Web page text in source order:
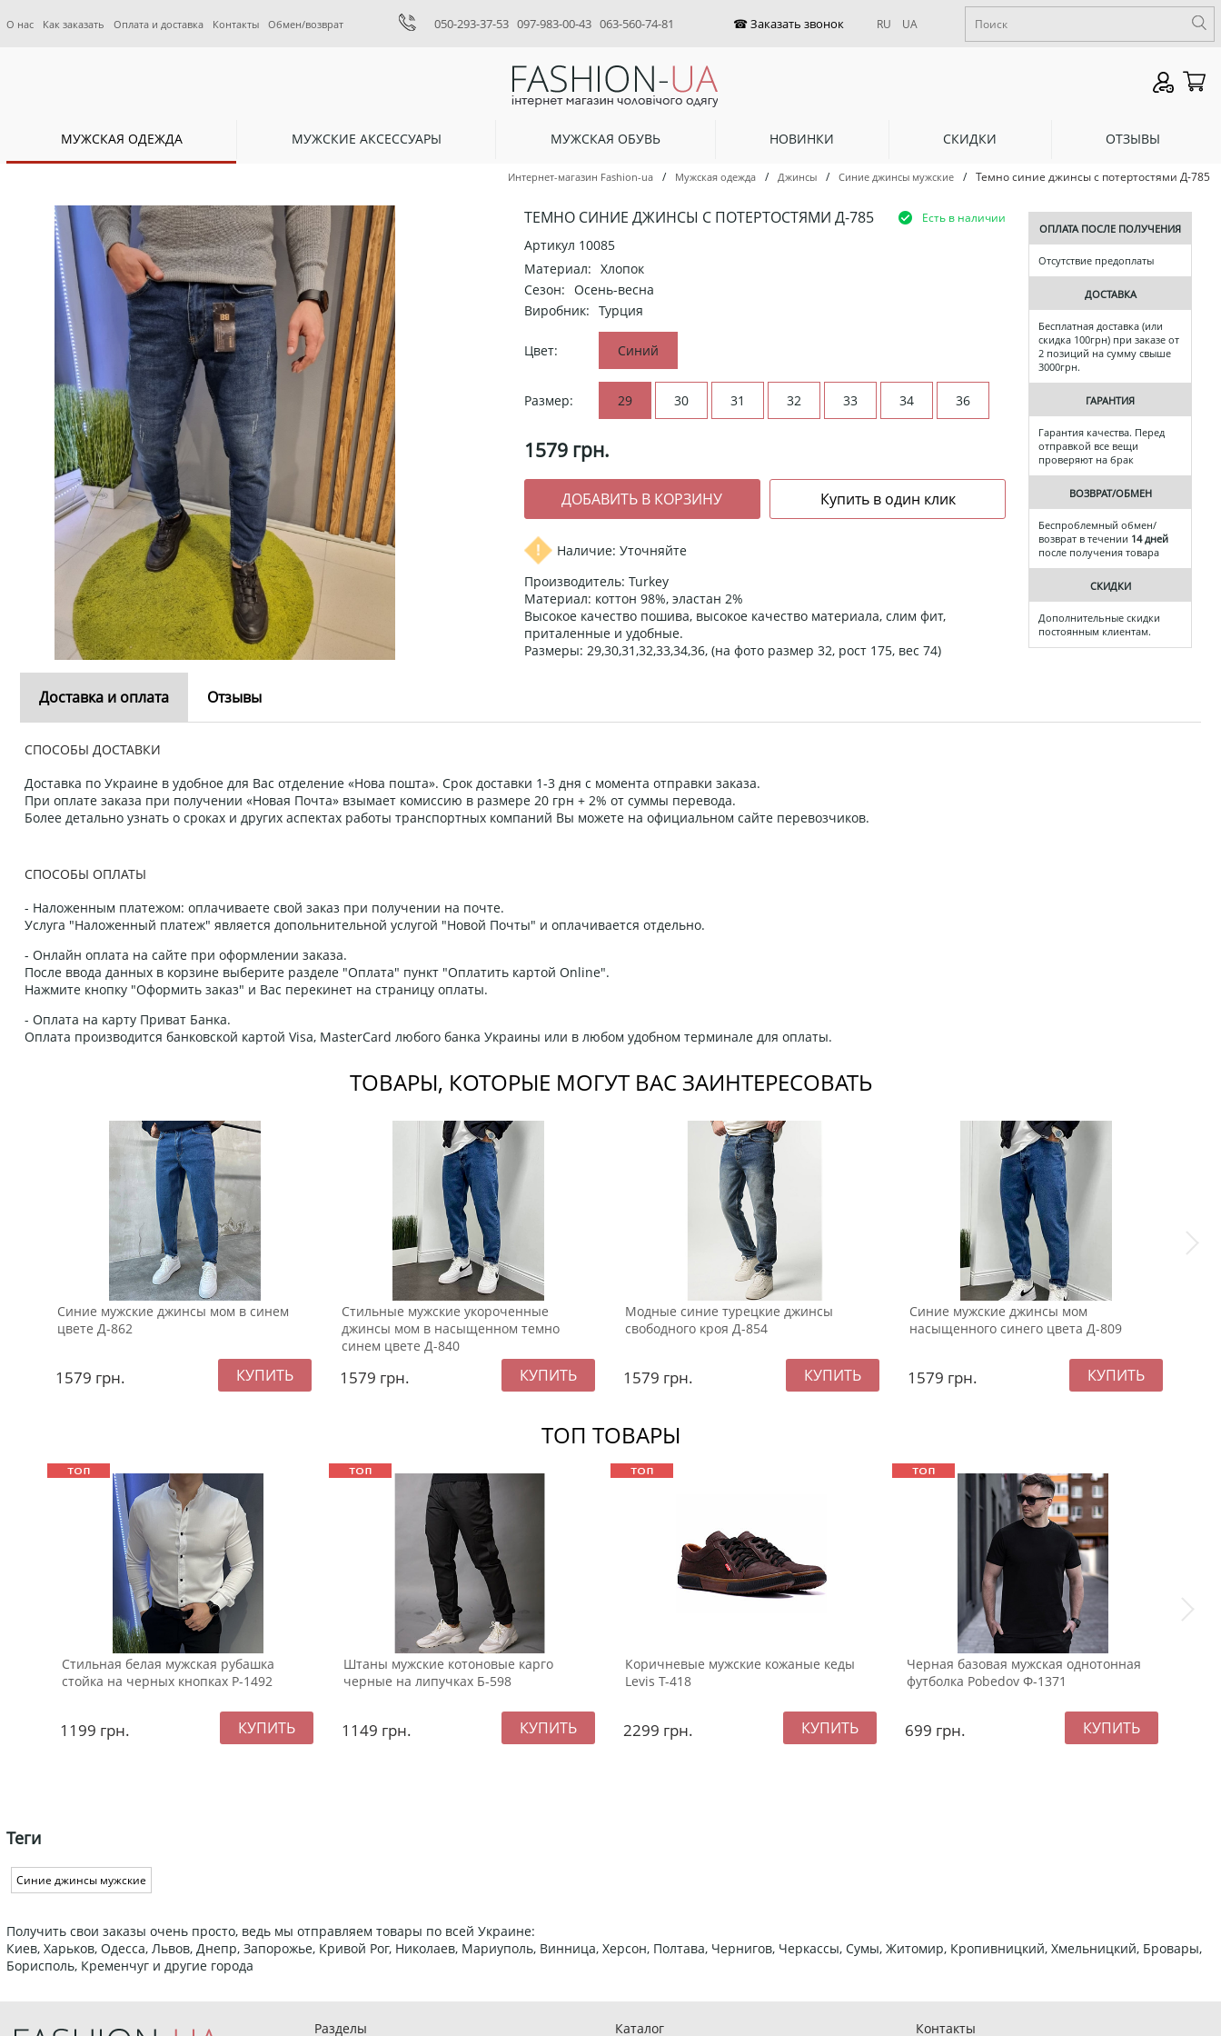
О нас Как заказать Оплата и доставка Контакты Обмен/возврат 050-293-37-53 097-983-00-43 063-560-74-81 RU UA
МУЖСКАЯ ОДЕЖДА МУЖСКИЕ АКСЕССУАРЫ МУЖСКАЯ ОБУВЬ НОВИНКИ СКИДКИ ОТЗЫВЫ
Интернет-магазин Fashion-ua / Мужская одежда / Джинсы / Синие джинсы мужские / Темно синие джинсы с потертостями Д-785
ТЕМНО СИНИЕ ДЖИНСЫ С ПОТЕРТОСТЯМИ Д-785 Есть в наличии
Артикул 10085
Материал: Хлопок
Сезон: Осень-весна
Виробник: Турция
Цвет: Синий
Размер: 29 30 31 32 33 34 36
1579 грн.
Наличие: Уточняйте
Производитель: Turkey
Материал: коттон 98%, эластан 2%
Высокое качество пошива, высокое качество материала, слим фит,
приталенные и удобные.
Размеры: 29,30,31,32,33,34,36, (на фото размер 32, рост 175, вес 74)
ОПЛАТА ПОСЛЕ ПОЛУЧЕНИЯ
Отсутствие предоплаты
ДОСТАВКА
Бесплатная доставка (или
скидка 100грн) при заказе от
2 позиций на сумму свыше
3000грн.
ГАРАНТИЯ
Гарантия качества. Перед
отправкой все вещи
проверяют на брак
ВОЗВРАТ/ОБМЕН
Беспроблемный обмен/
возврат в течении 14 дней
после получения товара
СКИДКИ
Дополнительные скидки
постоянным клиентам.
Доставка и оплата Отзывы
СПОСОБЫ ДОСТАВКИ
Доставка по Украине в удобное для Вас отделение «Нова пошта». Срок доставки 1-3 дня с момента отправки заказа.
При оплате заказа при получении «Новая Почта» взымает комиссию в размере 20 грн + 2% от суммы перевода.
Более детально узнать о сроках и других аспектах работы транспортных компаний Вы можете на официальном сайте перевозчиков.
СПОСОБЫ ОПЛАТЫ
- Наложенным платежом: оплачиваете свой заказ при получении на почте.
Услуга "Наложенный платеж" является допольнительной услугой "Новой Почты" и оплачивается отдельно.
- Онлайн оплата на сайте при оформлении заказа.
После ввода данных в корзине выберите разделе "Оплата" пункт "Оплатить картой Online".
Нажмите кнопку "Оформить заказ" и Вас перекинет на страницу оплаты.
- Оплата на карту Приват Банка.
Оплата производится банковской картой Visa, MasterCard любого банка Украины или в любом удобном терминале для оплаты.
ТОВАРЫ, КОТОРЫЕ МОГУТ ВАС ЗАИНТЕРЕСОВАТЬ
Синие мужские джинсы мом в синем
цвете Д-862
1579 грн.
Стильные мужские укороченные
джинсы мом в насыщенном темно
синем цвете Д-840
1579 грн.
Модные синие турецкие джинсы
свободного кроя Д-854
1579 грн.
Синие мужские джинсы мом
насыщенного синего цвета Д-809
1579 грн.
ТОП ТОВАРЫ
Стильная белая мужская рубашка
стойка на черных кнопках Р-1492
1199 грн.
Штаны мужские котоновые карго
черные на липучках Б-598
1149 грн.
Коричневые мужские кожаные кеды
Levis Т-418
2299 грн.
Черная базовая мужская однотонная
футболка Pobedov Ф-1371
699 грн.
Теги
Синие джинсы мужские
Получить свои заказы очень просто, ведь мы отправляем товары по всей Украине:
Киев, Харьков, Одесса, Львов, Днепр, Запорожье, Кривой Рог, Николаев, Мариуполь, Винница, Херсон, Полтава, Чернигов, Черкассы, Сумы, Житомир, Кропивницкий, Хмельницкий, Бровары,
Борисполь, Кременчуг и другие города
Разделы Каталог Контакты